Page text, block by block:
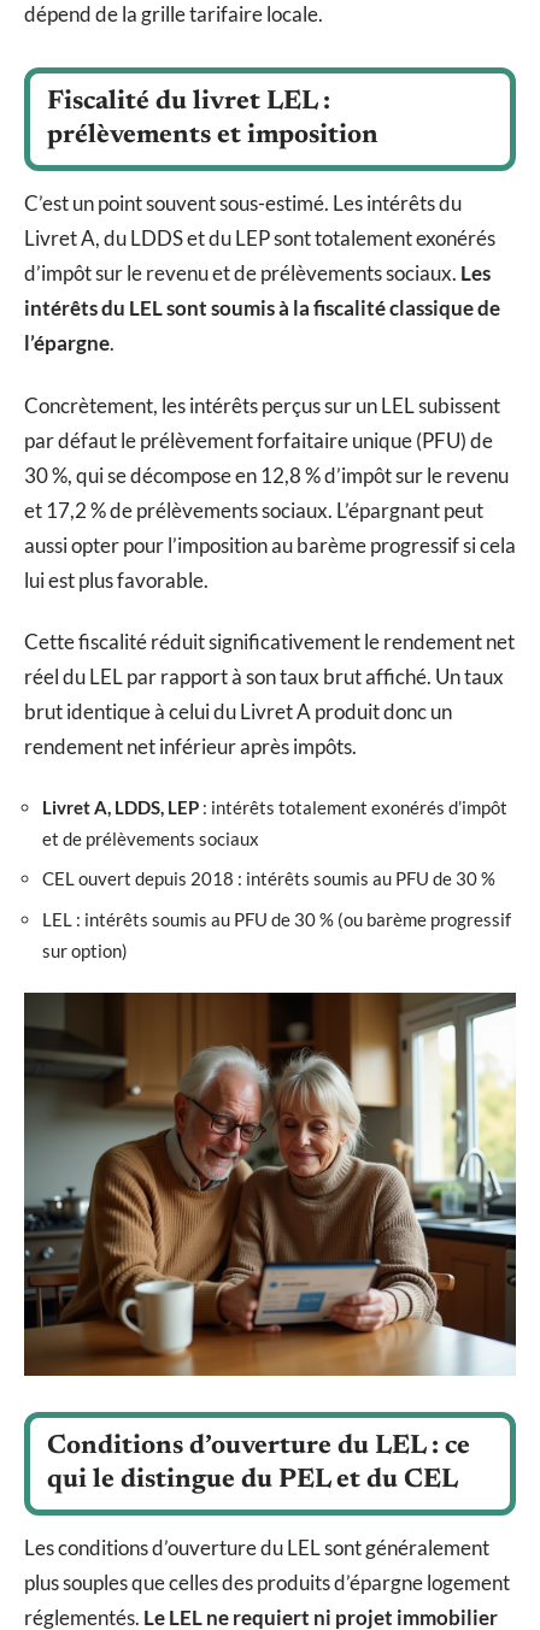
dépend de la grille tarifaire locale.
Fiscalité du livret LEL :
prélèvements et imposition
C’est un point souvent sous-estimé. Les intérêts du
Livret A, du LDDS et du LEP sont totalement exonérés
d’impôt sur le revenu et de prélèvements sociaux. Les
intérêts du LEL sont soumis à la fiscalité classique de
l’épargne.
Concrètement, les intérêts perçus sur un LEL subissent
par défaut le prélèvement forfaitaire unique (PFU) de
30 %, qui se décompose en 12,8 % d’impôt sur le revenu
et 17,2 % de prélèvements sociaux. L’épargnant peut
aussi opter pour l’imposition au barème progressif si cela
lui est plus favorable.
Cette fiscalité réduit significativement le rendement net
réel du LEL par rapport à son taux brut affiché. Un taux
brut identique à celui du Livret A produit donc un
rendement net inférieur après impôts.
Livret A, LDDS, LEP : intérêts totalement exonérés d’impôt
et de prélèvements sociaux
CEL ouvert depuis 2018 : intérêts soumis au PFU de 30 %
LEL : intérêts soumis au PFU de 30 % (ou barème progressif
sur option)
Conditions d’ouverture du LEL : ce
qui le distingue du PEL et du CEL
Les conditions d’ouverture du LEL sont généralement
plus souples que celles des produits d’épargne logement
réglementés. Le LEL ne requiert ni projet immobilier